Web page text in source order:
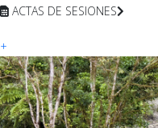
ACTAS DE SESIONES
+